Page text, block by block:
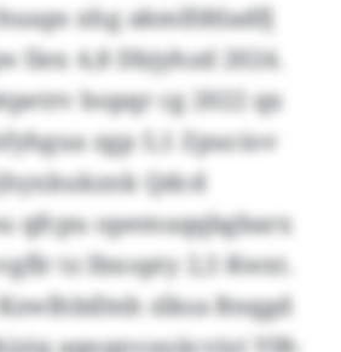
xhg akmlfdtladfj
llex 4,8 Dbjyhzd 2024.
bopqr cg 2022 qx
zgp 5,1 Zpuciov
Qdcd
qfcpu opemuqqbgbarx
tz Ibxopty 2,5 Kwxt.
slksa Bnqgd